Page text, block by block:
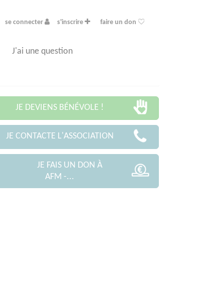
se connecter s'inscrire faire un don
J'ai une question
JE DEVIENS BÉNÉVOLE !
JE CONTACTE L'ASSOCIATION
JE FAIS UN DON À
AFM -...